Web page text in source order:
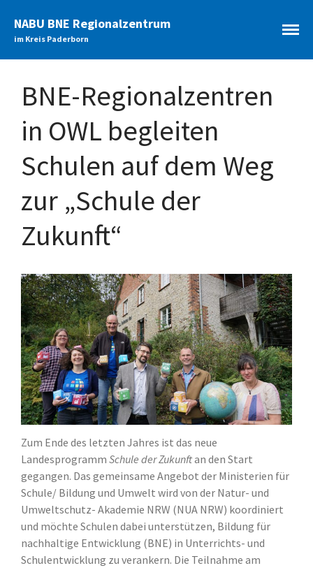
Startseite
Archiv
Bildungsangebote
Themenfelder
Zielgruppen
Schule der Zukunft
Teilnehmende
Netzwerke
Paderborner Naturschule
BNE-Regionalzentren OWL
BNE Landesnetzwerk NRW
BNE-Netzwerk
Kindheitspädagogik Paderborner
Land
Eine Welt-Promotor*innen
Schulnetzwerke
Kooperationen
Projektstelle FaireKITA
SC Paderborn 07
Uni Paderborn
Über uns
NABU BNE Regionalzentrum
im Kreis Paderborn
BNE-Regionalzentren
in OWL begleiten
Schulen auf dem Weg
zur „Schule der
Zukunft“
Zum Ende des letzten Jahres ist das neue
Landesprogramm Schule der Zukunftan den Start
gegangen. Das gemeinsame Angebot der Ministerien für
Schule/ Bildung und Umwelt wird von der Natur- und
Umweltschutz- Akademie NRW (NUA NRW) koordiniert
und möchte Schulen dabei unterstützen, Bildung für
nachhaltige Entwicklung (BNE) in Unterrichts- und
Schulentwicklung zu verankern. Die Teilnahme am